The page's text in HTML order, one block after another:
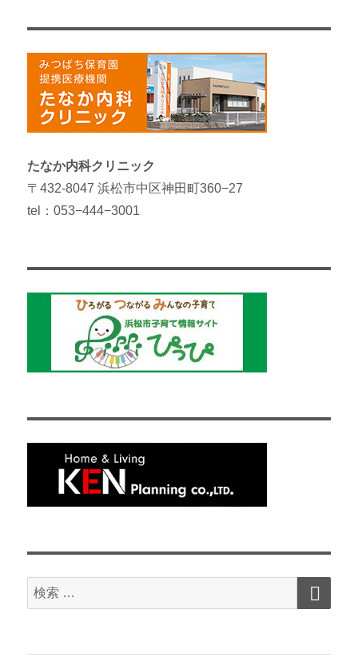
たなか内科クリニック
〒432-8047 浜松市中区神田町360−27
tel：053−444−3001
検
索
象:
検